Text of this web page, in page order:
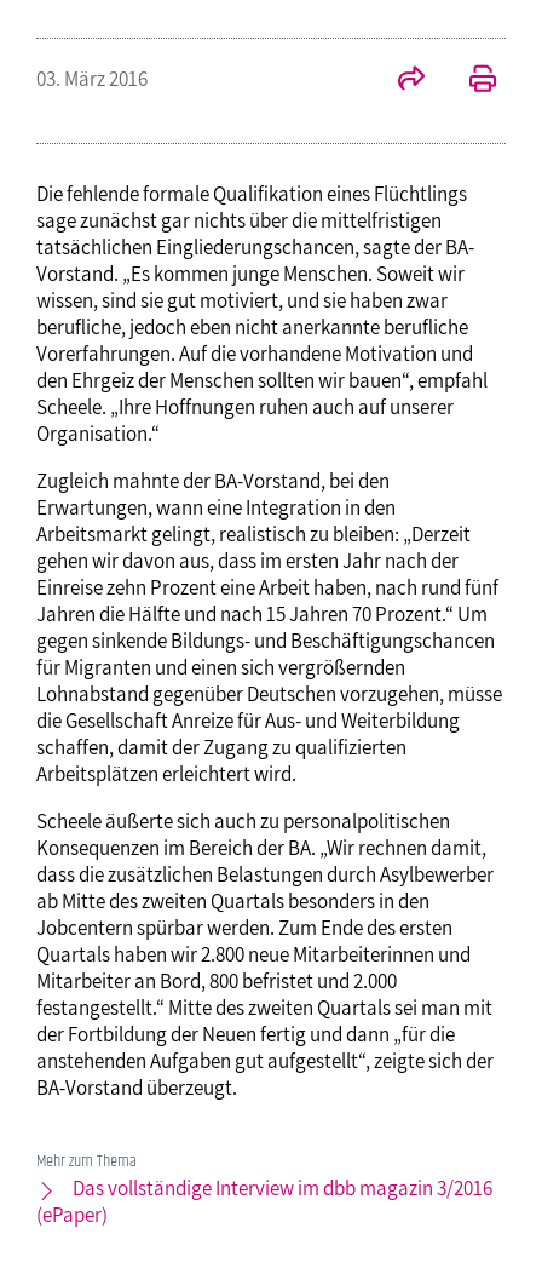
03. März 2016
Die fehlende formale Qualifikation eines Flüchtlings
sage zunächst gar nichts über die mittelfristigen
tatsächlichen Eingliederungschancen, sagte der BA-
Vorstand. „Es kommen junge Menschen. Soweit wir
wissen, sind sie gut motiviert, und sie haben zwar
berufliche, jedoch eben nicht anerkannte berufliche
Vorerfahrungen. Auf die vorhandene Motivation und
den Ehrgeiz der Menschen sollten wir bauen“, empfahl
Scheele. „Ihre Hoffnungen ruhen auch auf unserer
Organisation.“
Zugleich mahnte der BA-Vorstand, bei den
Erwartungen, wann eine Integration in den
Arbeitsmarkt gelingt, realistisch zu bleiben: „Derzeit
gehen wir davon aus, dass im ersten Jahr nach der
Einreise zehn Prozent eine Arbeit haben, nach rund fünf
Jahren die Hälfte und nach 15 Jahren 70 Prozent.“ Um
gegen sinkende Bildungs- und Beschäftigungschancen
für Migranten und einen sich vergrößernden
Lohnabstand gegenüber Deutschen vorzugehen, müsse
die Gesellschaft Anreize für Aus- und Weiterbildung
schaffen, damit der Zugang zu qualifizierten
Arbeitsplätzen erleichtert wird.
Scheele äußerte sich auch zu personalpolitischen
Konsequenzen im Bereich der BA. „Wir rechnen damit,
dass die zusätzlichen Belastungen durch Asylbewerber
ab Mitte des zweiten Quartals besonders in den
Jobcentern spürbar werden. Zum Ende des ersten
Quartals haben wir 2.800 neue Mitarbeiterinnen und
Mitarbeiter an Bord, 800 befristet und 2.000
festangestellt.“ Mitte des zweiten Quartals sei man mit
der Fortbildung der Neuen fertig und dann „für die
anstehenden Aufgaben gut aufgestellt“, zeigte sich der
BA-Vorstand überzeugt.
Mehr zum Thema
Das vollständige Interview im dbb magazin 3/2016
(ePaper)